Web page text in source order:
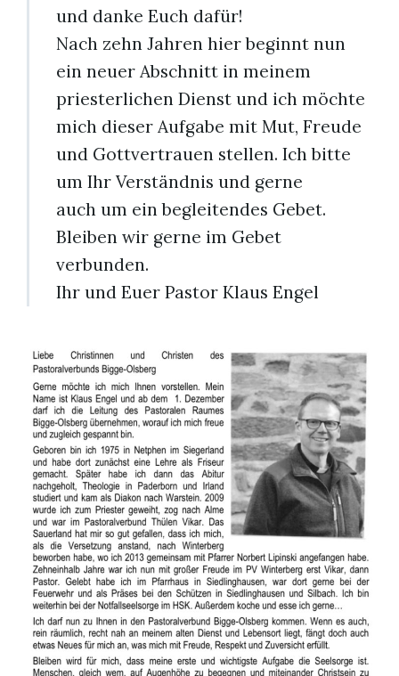
und danke Euch dafür!
Nach zehn Jahren hier beginnt nun
ein neuer Abschnitt in meinem
priesterlichen Dienst und ich möchte
mich dieser Aufgabe mit Mut, Freude
und Gottvertrauen stellen. Ich bitte
um Ihr Verständnis und gerne
auch um ein begleitendes Gebet.
Bleiben wir gerne im Gebet
verbunden.
Ihr und Euer Pastor Klaus Engel